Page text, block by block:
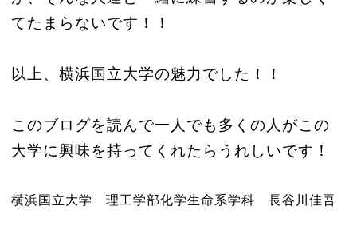
てたまらないです！！
以上、横浜国立大学の魅力でした！！
このブログを読んで一人でも多くの人がこの
大学に興味を持ってくれたらうれしいです！
横浜国立大学 理工学部化学生命系学科 長谷川佳吾